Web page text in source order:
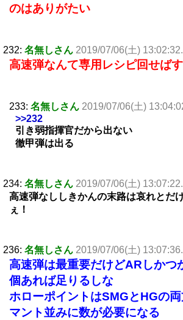
のはありがたい
232: 名無しさん 2019/07/06(土)
高速弾なんて専用レシピ回せば
233: 名無しさん 2019/07/06(土)
>>232
引き弱指揮官だから出ない
徹甲弾は出る
234: 名無しさん 2019/07/06(土)
高速弾なししきかんの末路は哀れとだ
ぇ！
236: 名無しさん 2019/07/06(土)
高速弾は最重要だけどARしかつ
個あれば足りるしな
ホローポイントはSMGとHGの
マント並みに数が必要になる